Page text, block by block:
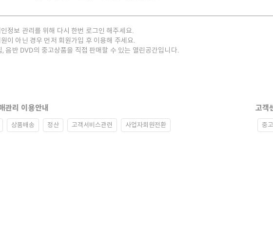
정보 관리를 위해 다시 한번 로그인 해주세요.
이 아닌 경우 먼저 회원가입 후 이용해 주세요.
, 음반 DVD의 중고상품을 직접 판매할 수 있는 열린공간입니다.
관리 이용안내
상품배송 정산 고객서비스관련 사업자회원전환
고객
중